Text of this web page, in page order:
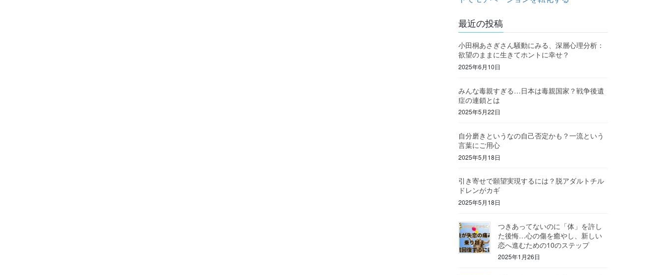
最近の投稿
小田桐あさぎさん騒動にみる、深層心理分析：
欲望のままに生きてホントに幸せ？
2025年6月10日
みんな毒親すぎる…日本は毒親国家？戦争後遺
症の連鎖とは
2025年5月22日
自分磨きというなの自己否定かも？一流という
言葉にご用心
2025年5月18日
引き寄せで願望実現するには？脱アダルトチル
ドレンがカギ
2025年5月18日
つきあってないのに「体」を許し
た後悔…心の傷を癒やし、新しい
恋へ進むための10のステップ
2025年1月26日